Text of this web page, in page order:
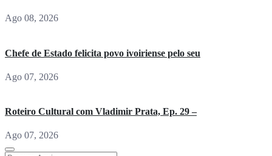
Ago 08, 2026
Chefe de Estado felicita povo ivoiriense pelo seu
Ago 07, 2026
Roteiro Cultural com Vladimir Prata, Ep. 29 –
Ago 07, 2026